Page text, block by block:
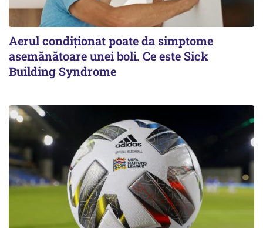
Aerul condiționat poate da simptome
asemănătoare unei boli. Ce este Sick
Building Syndrome